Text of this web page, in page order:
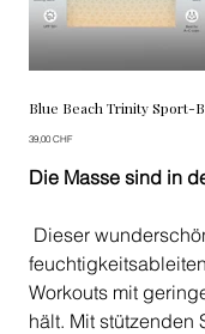
Blue Beach Trinity Sport-
Preis
39,00 CHF
Die Masse sind in
Dieser
Workouts mit
hält. Mit stützenden